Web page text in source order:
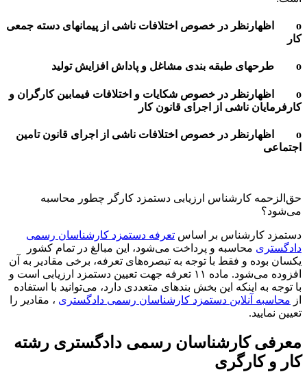
o اظهارنظر در خصوص اختلافات ناشی از پیمانهای دسته جمعی
کار
o طرحهای طبقه بندی مشاغل و پاداش افزایش تولید
o اظهارنظر در خصوص شکایات و اختلافات فیمابین کارگران و
کارفرمایان ناشی از اجرای قانون کار
o اظهارنظر در خصوص اختلافات ناشی از اجرای قانون تامین
اجتماعی
حق‌الزحمه کارشناس ارزیابی دستمزد کارگر چطور محاسبه
می‌شود؟
دستمزد کارشناس بر اساس تعرفه دستمزد کارشناسان رسمی
دادگستری محاسبه و پرداخت می‌شود، این مبالغ در تمام کشور
یکسان بوده و فقط با توجه به تبصره‌های تعرفه، برخی مقادیر به آن
افزوده می‌شود. ماده ۱۱ تعرفه جهت تعیین دستمزد ارزیابی است و
با توجه به اینکه این بخش بندهای متعددی دارد، می‌توانید با استفاده
از محاسبه آنلاین دستمزد کارشناسان رسمی دادگستری ، مقادیر را
تعیین نمایید.
معرفی کارشناسان رسمی دادگستری رشته
کار و کارگری